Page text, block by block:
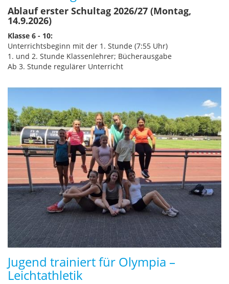
Ablauf erster Schultag 2026/27 (Montag,
14.9.2026)
Klasse 6 - 10:
Unterrichtsbeginn mit der 1. Stunde (7:55 Uhr)
1. und 2. Stunde Klassenlehrer; Bücherausgabe
Ab 3. Stunde regulärer Unterricht
Jugend trainiert für Olympia –
Leichtathletik